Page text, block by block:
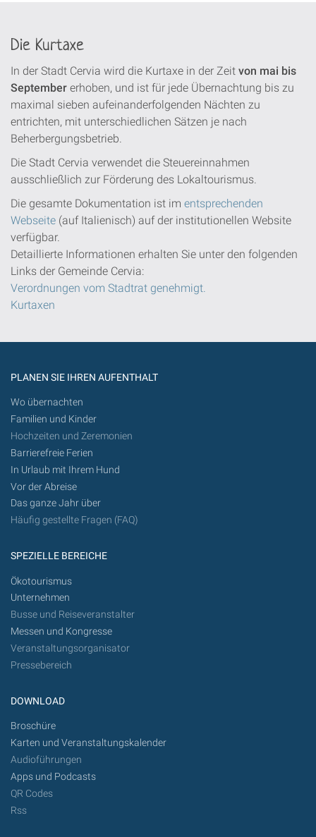
Die Kurtaxe
In der Stadt Cervia wird die Kurtaxe in der Zeit von mai bis
September erhoben, und ist für jede Übernachtung bis zu
maximal sieben aufeinanderfolgenden Nächten zu
entrichten, mit unterschiedlichen Sätzen je nach
Beherbergungsbetrieb.
Die Stadt Cervia verwendet die Steuereinnahmen
ausschließlich zur Förderung des Lokaltourismus.
Die gesamte Dokumentation ist im entsprechenden
Webseite (auf Italienisch) auf der institutionellen Website
verfügbar.
Detaillierte Informationen erhalten Sie unter den folgenden
Links der Gemeinde Cervia:
Verordnungen vom Stadtrat genehmigt.
Kurtaxen
PLANEN SIE IHREN AUFENTHALT
Wo übernachten
Familien und Kinder
Hochzeiten und Zeremonien
Barrierefreie Ferien
In Urlaub mit Ihrem Hund
Vor der Abreise
Das ganze Jahr über
Häufig gestellte Fragen (FAQ)
SPEZIELLE BEREICHE
Ökotourismus
Unternehmen
Busse und Reiseveranstalter
Messen und Kongresse
Veranstaltungsorganisator
Pressebereich
DOWNLOAD
Broschüre
Karten und Veranstaltungskalender
Audioführungen
Apps und Podcasts
QR Codes
Rss